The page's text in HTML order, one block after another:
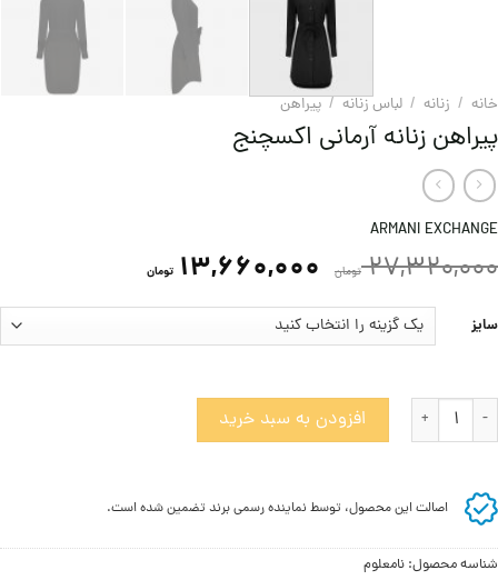
خانه / زنانه / لباس زنانه / پيراهن
پیراهن زنانه آرمانی اکسچنج
ARMANI EXCHANGE
27,320,000 تومان 13,660,000 تومان
سایز
پیراهن زنانه آرمانی اکسچنج عددافزودن به سبد خرید
اصالت این محصول، توسط نماینده رسمی برند تضمین شده است.
شناسه محصول: نامعلوم